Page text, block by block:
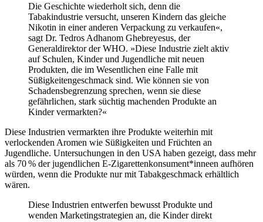
Die Geschichte wiederholt sich, denn die
Tabakindustrie versucht, unseren Kindern das gleiche
Nikotin in einer anderen Verpackung zu verkaufen«,
sagt Dr. Tedros Adhanom Ghebreyesus, der
Generaldirektor der WHO. »Diese Industrie zielt aktiv
auf Schulen, Kinder und Jugendliche mit neuen
Produkten, die im Wesentlichen eine Falle mit
Süßigkeitengeschmack sind. Wie können sie von
Schadensbegrenzung sprechen, wenn sie diese
gefährlichen, stark süchtig machenden Produkte an
Kinder vermarkten?«
Diese Industrien vermarkten ihre Produkte weiterhin mit
verlockenden Aromen wie Süßigkeiten und Früchten an
Jugendliche. Untersuchungen in den USA haben gezeigt, dass mehr
als 70 % der jugendlichen E-Zigarettenkonsument*inneen aufhören
würden, wenn die Produkte nur mit Tabakgeschmack erhältlich
wären.
Diese Industrien entwerfen bewusst Produkte und
wenden Marketingstrategien an, die Kinder direkt